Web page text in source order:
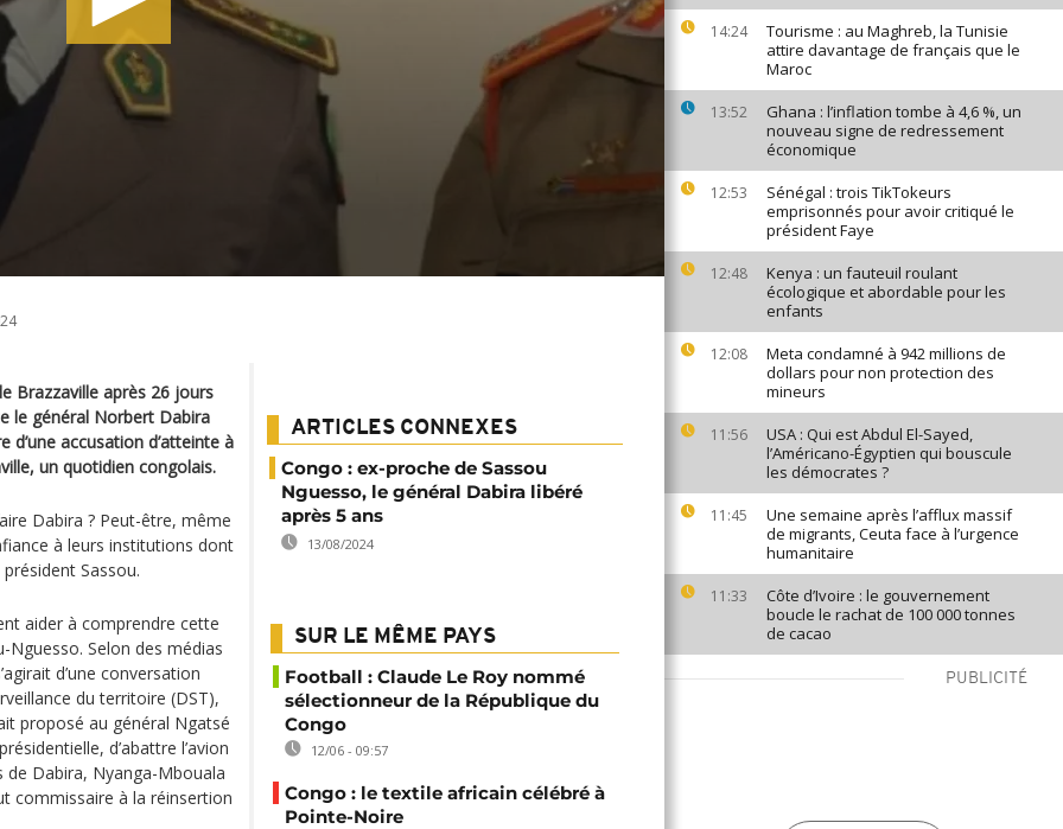
14:24
Tourisme : au Maghreb, la Tunisie
attire davantage de français que le
Maroc
13:52
Ghana : l’inflation tombe à 4,6 %, un
nouveau signe de redressement
économique
12:53
Sénégal : trois TikTokeurs
emprisonnés pour avoir critiqué le
président Faye
12:48
Kenya : un fauteuil roulant
écologique et abordable pour les
enfants
12:08
Meta condamné à 942 millions de
dollars pour non protection des
mineurs
11:56
USA : Qui est Abdul El-Sayed,
l’Américano-Égyptien qui bouscule
les démocrates ?
11:45
Une semaine après l’afflux massif
de migrants, Ceuta face à l’urgence
humanitaire
11:33
Côte d’Ivoire : le gouvernement
boucle le rachat de 100 000 tonnes
de cacao
PUBLICITÉ
Brazzaville après 26 jours
le général Norbert Dabira
accusation d’atteinte à
un quotidien congolais.
Dabira ? Peut-être, même
à leurs institutions dont
Sassou.
aider à comprendre cette
Nguesso. Selon des médias
d’une conversation
du territoire (DST),
proposé au général Ngatsé
d’abattre l’avion
de Dabira, Nyanga-Mbouala
commissaire à la réinsertion
ARTICLES CONNEXES
Congo : ex-proche de Sassou
Nguesso, le général Dabira libéré
après 5 ans
13/08/2024
SUR LE MÊME PAYS
Football : Claude Le Roy nommé
sélectionneur de la République du
Congo
12/06 - 09:57
Congo : le textile africain célébré à
Pointe-Noire